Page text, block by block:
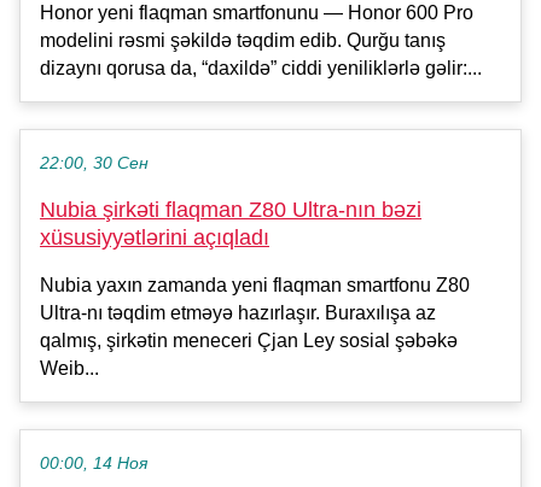
Honor yeni flaqman smartfonunu — Honor 600 Pro
modelini rəsmi şəkildə təqdim edib. Qurğu tanış
dizaynı qorusa da, “daxildə” ciddi yeniliklərlə gəlir:...
22:00, 30 Сен
Nubia şirkəti flaqman Z80 Ultra-nın bəzi
xüsusiyyətlərini açıqladı
Nubia yaxın zamanda yeni flaqman smartfonu Z80
Ultra-nı təqdim etməyə hazırlaşır. Buraxılışa az
qalmış, şirkətin meneceri Çjan Ley sosial şəbəkə
Weib...
00:00, 14 Ноя